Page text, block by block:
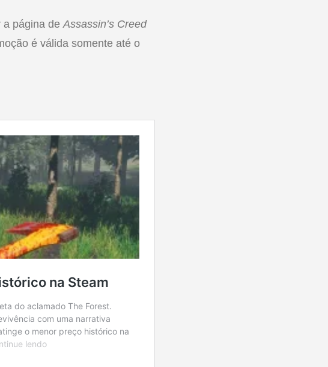
a página deAssassin’s Creed
é válida somente até o